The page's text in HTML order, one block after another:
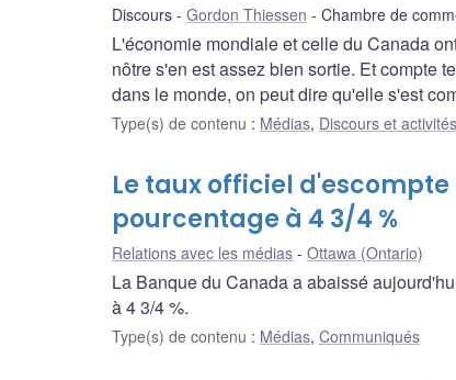
Discours Gordon Thiessen Chambre de
L'économie mondiale et celle du Canada
nôtre s'en est assez bien sortie. Et compte
dans le monde, on peut dire qu'elle s'est
Type(s) de contenu : Médias, Discours et
Le taux officiel
pourcentage à 4 3/4 %
Relations avec les médias Ottawa (Ontario)
La Banque du Canada a abaissé
à 4 3/4 %.
Type(s) de contenu : Médias, Communiqués